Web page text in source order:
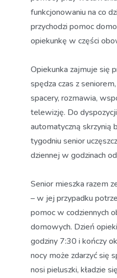
funkcjonowaniu na co
przychodzi pomoc
opiekunkę w części
Opiekunka zajmuje się
spędza czas z
spacery, rozmawia,
telewizję. Do
automatyczną skrzynią
tygodniu senior
dziennej w godzinach
Senior mieszka razem
– w jej przypadku
pomoc w codziennych
domowych. Dzień
godziny 7:30 i kończy
nocy może zdarzyć się
nosi pieluszki, kładzie